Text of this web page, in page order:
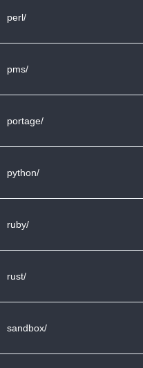
perl/
pms/
portage/
python/
ruby/
rust/
sandbox/